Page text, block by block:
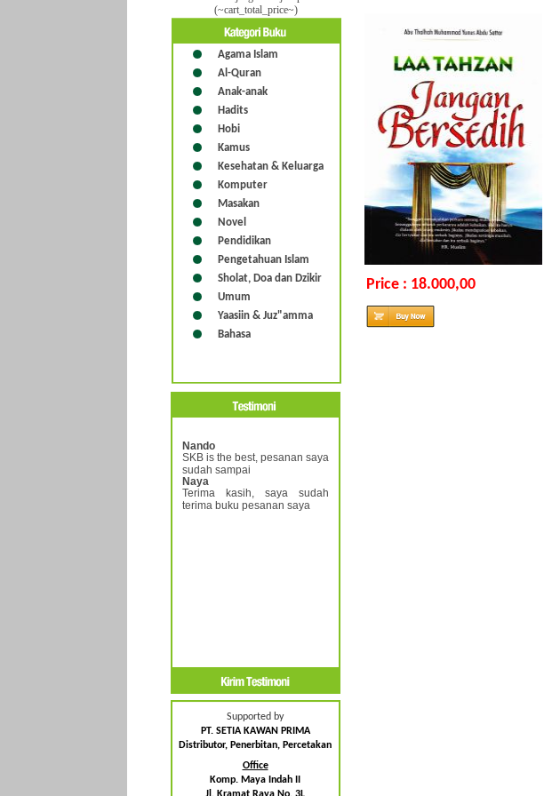
Price : 18.000,00
(~cart_total_price~)
Agama Islam
Al-Quran
Anak-anak
Hadits
Hobi
Kamus
Kesehatan & Keluarga
Komputer
Masakan
Novel
Pendidikan
Pengetahuan Islam
Sholat, Doa dan Dzikir
Umum
Yaasiin & Juz"amma
Bahasa
Supported by
PT. SETIA KAWAN PRIMA
Distributor, Penerbitan, Percetakan
Office
Komp. Maya Indah II
Nando
SKB is the best, pesanan saya
sudah sampai
Naya
Terima kasih, saya sudah
terima buku pesanan saya